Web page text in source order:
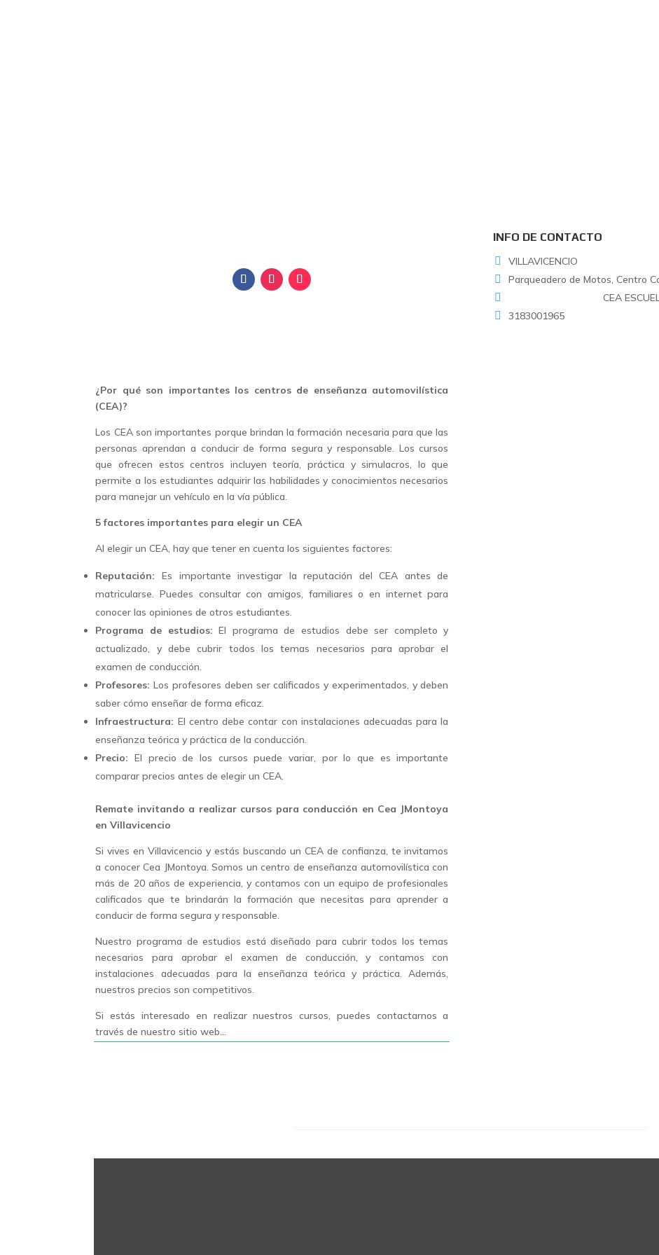
¿Por qué son importantes los centros de enseñanza automovilística
(CEA)?
Los CEA son importantes porque brindan la formación necesaria para que las
personas aprendan a conducir de forma segura y responsable. Los cursos
que ofrecen estos centros incluyen teoría, práctica y simulacros, lo que
permite a los estudiantes adquirir las habilidades y conocimientos necesarios
para manejar un vehículo en la vía pública.
5 factores importantes para elegir un CEA
Al elegir un CEA, hay que tener en cuenta los siguientes factores:
Reputación: Es importante investigar la reputación del CEA antes de
matricularse. Puedes consultar con amigos, familiares o en internet para
conocer las opiniones de otros estudiantes.
Programa de estudios: El programa de estudios debe ser completo y
actualizado, y debe cubrir todos los temas necesarios para aprobar el
examen de conducción.
Profesores: Los profesores deben ser calificados y experimentados, y deben
saber cómo enseñar de forma eficaz.
Infraestructura: El centro debe contar con instalaciones adecuadas para la
enseñanza teórica y práctica de la conducción.
Precio: El precio de los cursos puede variar, por lo que es importante
comparar precios antes de elegir un CEA.
Remate invitando a realizar cursos para conducción en Cea JMontoya
en Villavicencio
Si vives en Villavicencio y estás buscando un CEA de confianza, te invitamos
a conocer Cea JMontoya. Somos un centro de enseñanza automovilística con
más de 20 años de experiencia, y contamos con un equipo de profesionales
calificados que te brindarán la formación que necesitas para aprender a
conducir de forma segura y responsable.
Nuestro programa de estudios está diseñado para cubrir todos los temas
necesarios para aprobar el examen de conducción, y contamos con
instalaciones adecuadas para la enseñanza teórica y práctica. Además,
nuestros precios son competitivos.
Si estás interesado en realizar nuestros cursos, puedes contactarnos a
través de nuestro sitio web...
INFO DE CONTACTO
VILLAVICENCIO
Parqueadero de Motos, Centro
CEA
3183001965